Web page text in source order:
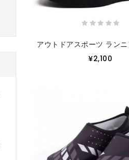
アウトドアスポーツ ランニ
¥2,100